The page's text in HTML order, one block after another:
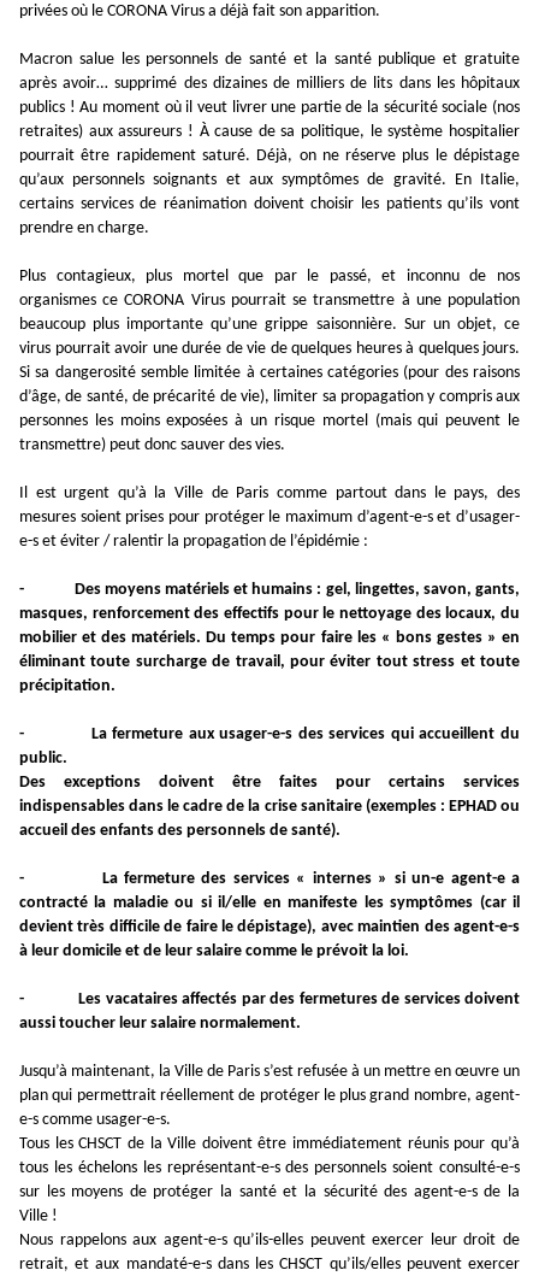
privées où le CORONA Virus a déjà fait son apparition.
Macron salue les personnels de santé et la santé publique et gratuite
après avoir… supprimé des dizaines de milliers de lits dans les hôpitaux
publics ! Au moment où il veut livrer une partie de la sécurité sociale (nos
retraites) aux assureurs ! À cause de sa politique, le système hospitalier
pourrait être rapidement saturé. Déjà, on ne réserve plus le dépistage
qu’aux personnels soignants et aux symptômes de gravité. En Italie,
certains services de réanimation doivent choisir les patients qu’ils vont
prendre en charge.
Plus contagieux, plus mortel que par le passé, et inconnu de nos
organismes ce CORONA Virus pourrait se transmettre à une population
beaucoup plus importante qu’une grippe saisonnière. Sur un objet, ce
virus pourrait avoir une durée de vie de quelques heures à quelques jours.
Si sa dangerosité semble limitée à certaines catégories (pour des raisons
d’âge, de santé, de précarité de vie), limiter sa propagation y compris aux
personnes les moins exposées à un risque mortel (mais qui peuvent le
transmettre) peut donc sauver des vies.
Il est urgent qu’à la Ville de Paris comme partout dans le pays, des
mesures soient prises pour protéger le maximum d’agent-e-s et d’usager-
e-s et éviter / ralentir la propagation de l’épidémie :
-
Des moyens matériels et humains : gel, lingettes, savon, gants,
masques, renforcement des effectifs pour le nettoyage des locaux, du
mobilier et des matériels. Du temps pour faire les « bons gestes » en
éliminant toute surcharge de travail, pour éviter tout stress et toute
précipitation.
-
La fermeture aux usager-e-s des services qui accueillent du
public.
Des exceptions doivent être faites pour certains services
indispensables dans le cadre de la crise sanitaire (exemples : EPHAD ou
accueil des enfants des personnels de santé).
-
La fermeture des services « internes » si un-e agent-e a
contracté la maladie ou si il/elle en manifeste les symptômes (car il
devient très difficile de faire le dépistage), avec maintien des agent-e-s
à leur domicile et de leur salaire comme le prévoit la loi.
-
Les vacataires affectés par des fermetures de services doivent
aussi toucher leur salaire normalement.
Jusqu’à maintenant, la Ville de Paris s’est refusée à un mettre en œuvre un
plan qui permettrait réellement de protéger le plus grand nombre, agent-
e-s comme usager-e-s.
Tous les CHSCT de la Ville doivent être immédiatement réunis pour qu’à
tous les échelons les représentant-e-s des personnels soient consulté-e-s
sur les moyens de protéger la santé et la sécurité des agent-e-s de la
Ville !
Nous rappelons aux agent-e-s qu’ils-elles peuvent exercer leur droit de
retrait, et aux mandaté-e-s dans les CHSCT qu’ils/elles peuvent exercer